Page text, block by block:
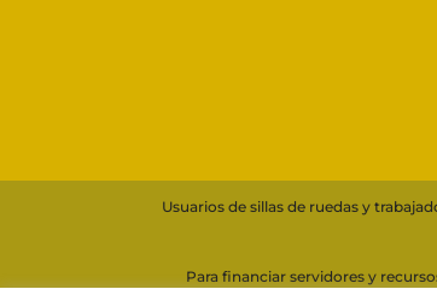
Usuarios de sillas de ruedas y
Para financiar servidores y